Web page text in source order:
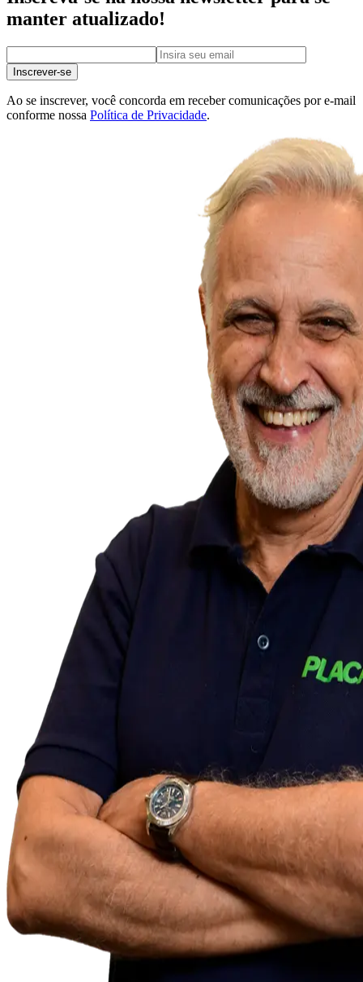
manter atualizado!
Inscrever-se
Ao se inscrever, você concorda em receber comunicações por e-mail
conforme nossa Política de Privacidade.